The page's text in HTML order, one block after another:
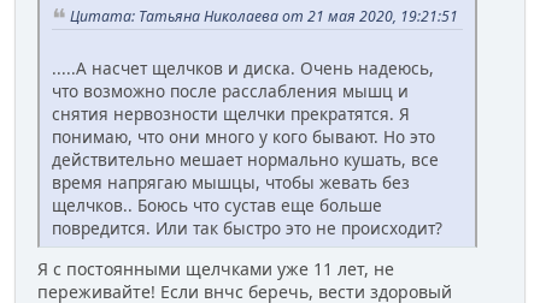
Цитата: Татьяна Николаева от 21 мая 2020, 19:21:51
.....А насчет щелчков и диска. Очень надеюсь,
что возможно после расслабления мышц и
снятия нервозности щелчки прекратятся. Я
понимаю, что они много у кого бывают. Но это
действительно мешает нормально кушать, все
время напрягаю мышцы, чтобы жевать без
щелчков.. Боюсь что сустав еще больше
повредится. Или так быстро это не происходит?
Я с постоянными щелчками уже 11 лет, не
переживайте! Если внчс беречь, вести здоровый